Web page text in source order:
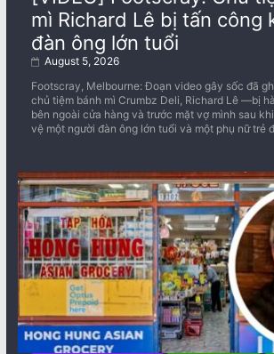
mì Richard Lê bị tấn công
đàn ông lớn tuổi
August 5, 2026
Footscray, Melbourne: Đoạn video gây sốc đã
chủ tiệm bánh mì Crumbz Deli, Richard Lê —bị
bên ngoài cửa hàng và trước mặt vợ mình sau
vệ một người đàn ông lớn tuổi và một phụ nữ trẻ